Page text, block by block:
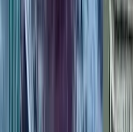
বাকেরগঞ্জ ইউএনওর
নাগরিক সেবা